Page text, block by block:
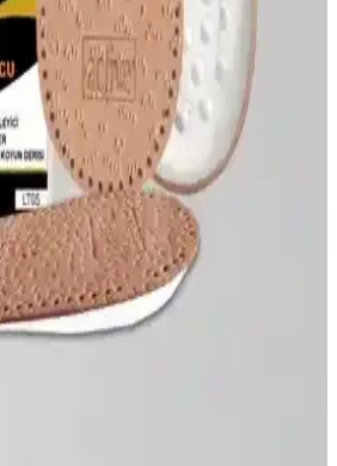
malzeme, tasarım ve kullanıcı
Kalite, rahatlık ve dayanıklılık kriterleriyle
8'li Deri Çantalı Taşınabilir
12cm - Kompakt ve Çok Yönlü
çantalı taşınabilir makyaj fırçası seti,
tipleriyle günlük ve seyahat
sunar. Yumuşak kılları ve şık
bir deneyim sağlar.
Deri Çelik Erkek Bileklik ile